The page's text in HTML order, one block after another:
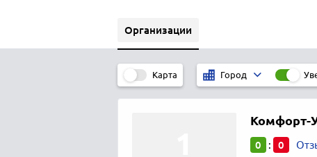
Организации
Карта Город
Комфорт-
0 : 0